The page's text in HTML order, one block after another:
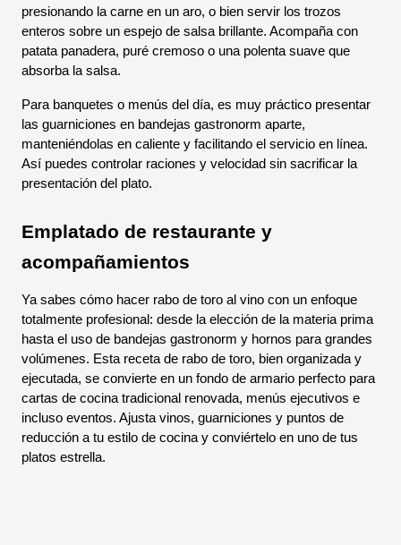
presionando la carne en un aro, o bien servir los trozos
enteros sobre un espejo de salsa brillante. Acompaña con
patata panadera, puré cremoso o una polenta suave que
absorba la salsa.
Para banquetes o menús del día, es muy práctico presentar
las guarniciones en bandejas gastronorm aparte,
manteniéndolas en caliente y facilitando el servicio en línea.
Así puedes controlar raciones y velocidad sin sacrificar la
presentación del plato.
Emplatado de restaurante y
acompañamientos
Ya sabes cómo hacer rabo de toro al vino con un enfoque
totalmente profesional: desde la elección de la materia prima
hasta el uso de bandejas gastronorm y hornos para grandes
volúmenes. Esta receta de rabo de toro, bien organizada y
ejecutada, se convierte en un fondo de armario perfecto para
cartas de cocina tradicional renovada, menús ejecutivos e
incluso eventos. Ajusta vinos, guarniciones y puntos de
reducción a tu estilo de cocina y conviértelo en uno de tus
platos estrella.